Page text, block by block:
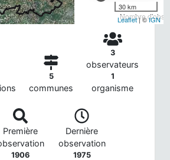
Nombre
30 km
Leaflet| ©IGN
5
communes
3
observateurs
1
organisme
Première
1906
Dernière
observation
1975